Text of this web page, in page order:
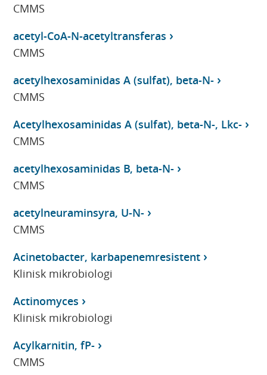
CMMS
acetyl-CoA-N-acetyltransferas
CMMS
acetylhexosaminidas A (sulfat), beta-N-
CMMS
Acetylhexosaminidas A (sulfat), beta-N-, Lkc-
CMMS
acetylhexosaminidas B, beta-N-
CMMS
acetylneuraminsyra, U-N-
CMMS
Acinetobacter, karbapenemresistent
Klinisk mikrobiologi
Actinomyces
Klinisk mikrobiologi
Acylkarnitin, fP-
CMMS